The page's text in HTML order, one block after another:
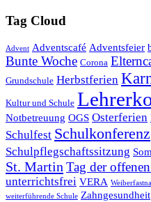
Tag Cloud
Advent Adventscafé Adventsfeier
Bunte Woche Corona
Grundschule Herbstferien
Kultur und Schule
Notbetreuung OGS Osterferien
Schulfest Schulkonferenz
Schulpflegschaftssitzung
St. Martin Tag der
unterrichtsfrei VERA
weiterführende Schule Zahngesundheit